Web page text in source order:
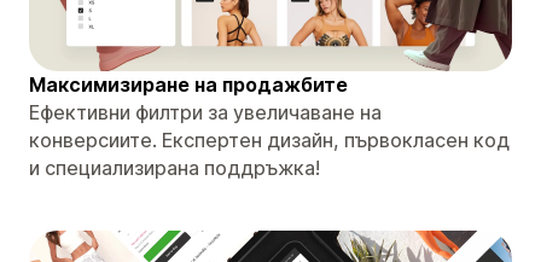
Максимизиране на продажбите
Ефективни филтри за увеличаване на
конверсиите. Експертен дизайн, първокласен код
и специализирана поддръжка!